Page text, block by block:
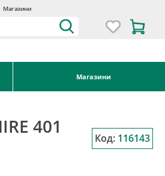
Магазини
Магазини
401
Код: 116143